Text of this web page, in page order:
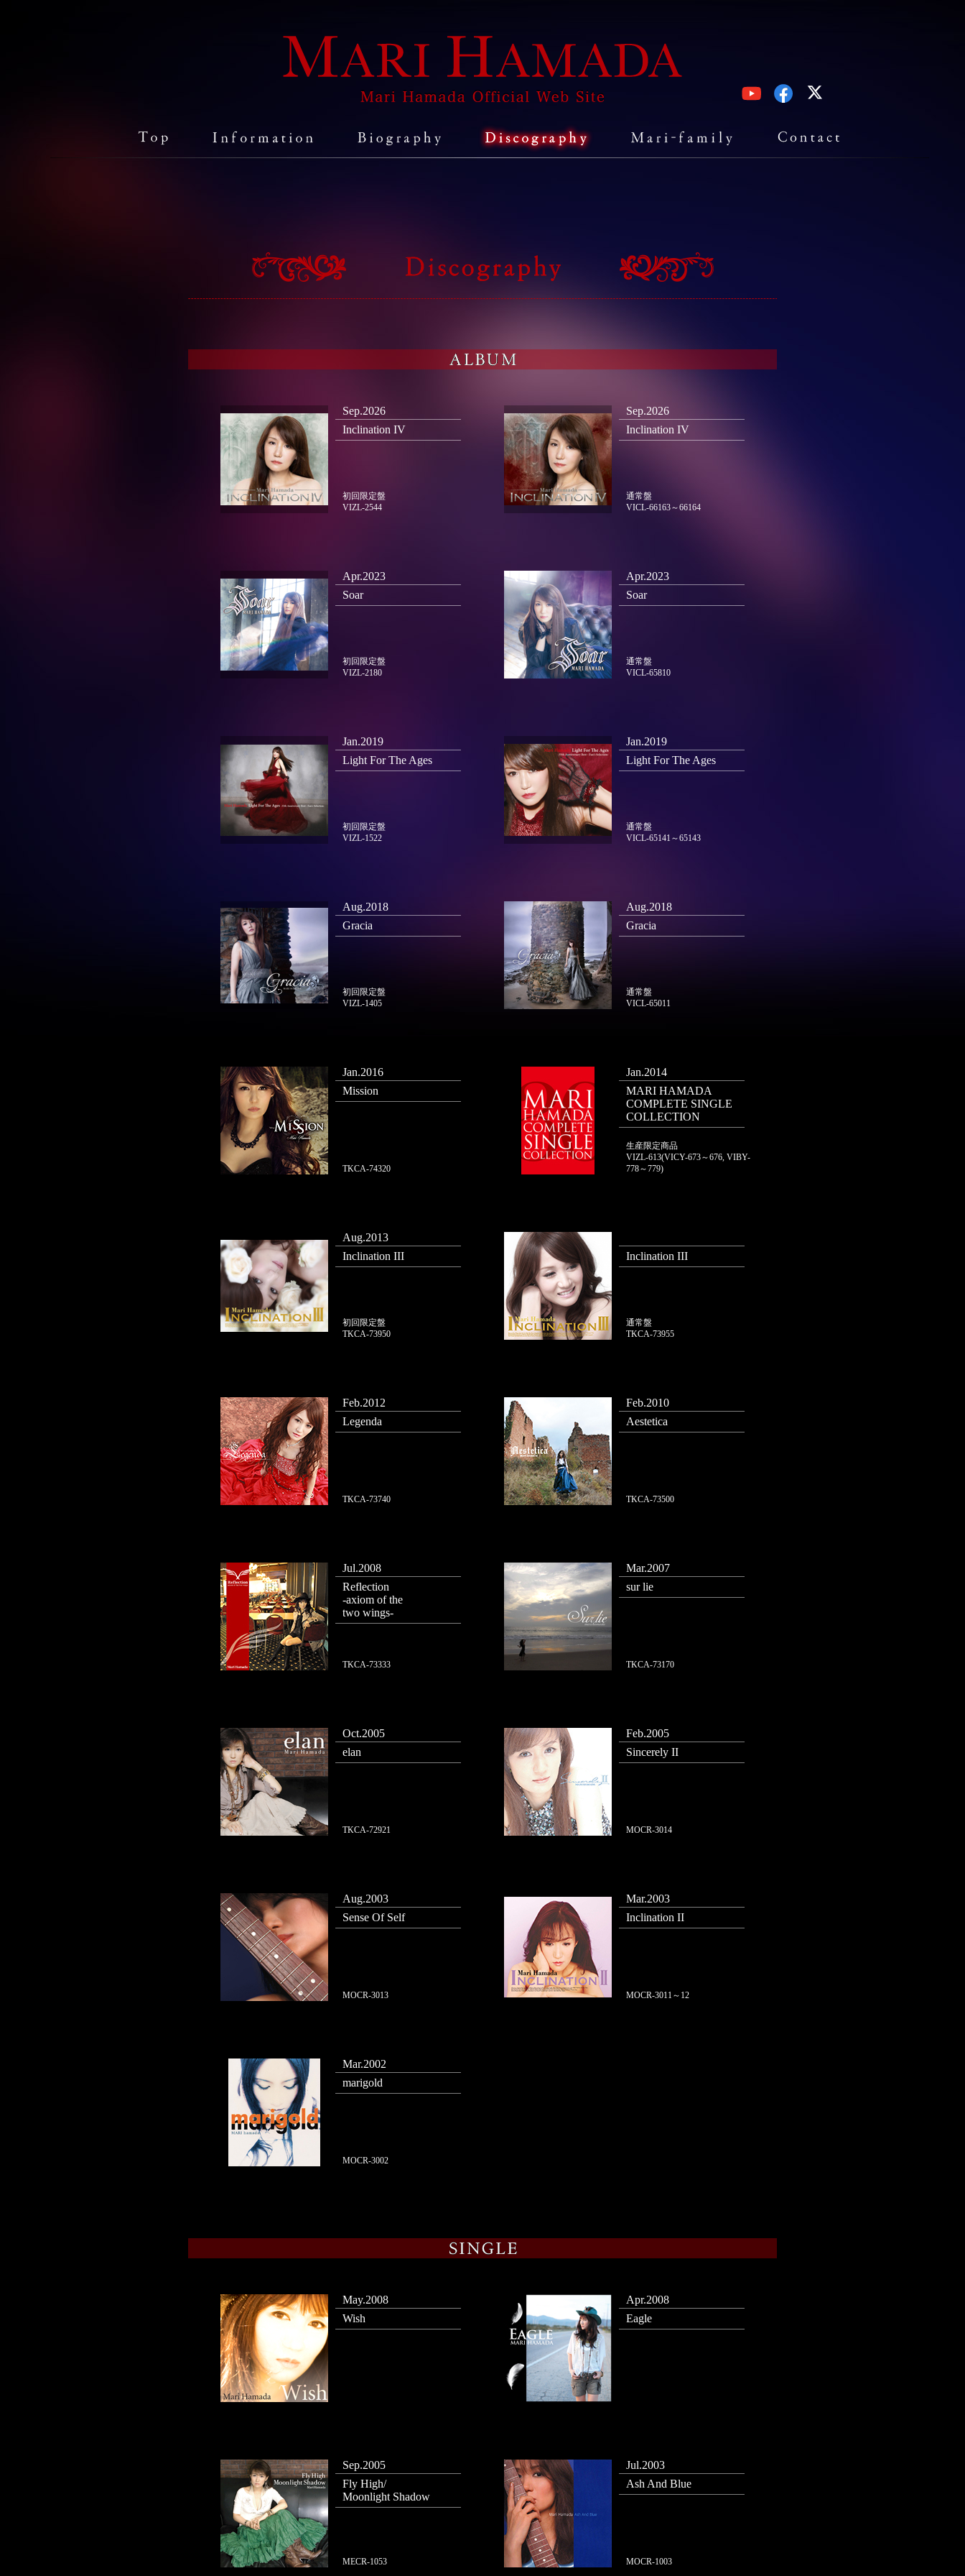
Sep.2026
Inclination IV
初回限定盤
VIZL-2544
Sep.2026
Inclination IV
通常盤
VICL-66163～66164
Apr.2023
Soar
初回限定盤
VIZL-2180
Apr.2023
Soar
通常盤
VICL-65810
Jan.2019
Light For The Ages
初回限定盤
VIZL-1522
Jan.2019
Light For The Ages
通常盤
VICL-65141～65143
Aug.2018
Gracia
初回限定盤
VIZL-1405
Aug.2018
Gracia
通常盤
VICL-65011
Jan.2016
Mission
TKCA-74320
Jan.2014
MARI HAMADA
COMPLETE SINGLE
COLLECTION
生産限定商品
VIZL-613(VICY-673～676, VIBY-
778～779)
Aug.2013
Inclination III
初回限定盤
TKCA-73950
Inclination III
通常盤
TKCA-73955
Feb.2012
Legenda
TKCA-73740
Feb.2010
Aestetica
TKCA-73500
Jul.2008
Reflection
-axiom of the
two wings-
TKCA-73333
Mar.2007
sur lie
TKCA-73170
Oct.2005
elan
TKCA-72921
Feb.2005
Sincerely II
MOCR-3014
Aug.2003
Sense Of Self
MOCR-3013
Mar.2003
Inclination II
MOCR-3011～12
Mar.2002
marigold
MOCR-3002
May.2008
Wish
Apr.2008
Eagle
Sep.2005
Fly High/
Moonlight Shadow
MECR-1053
Jul.2003
Ash And Blue
MOCR-1003